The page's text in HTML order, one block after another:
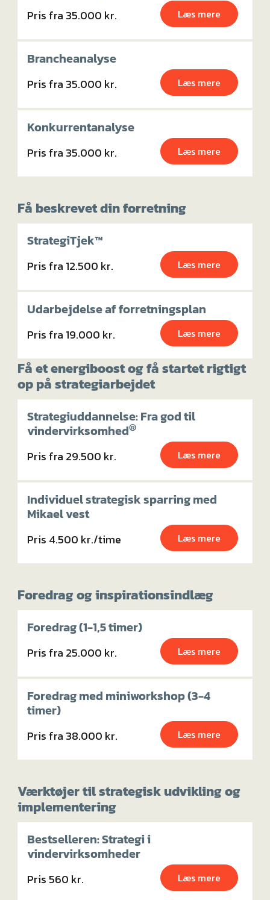
Pris fra 35.000 kr. Læs mere
Brancheanalyse
Pris fra 35.000 kr. Læs mere
Konkurrentanalyse
Pris fra 35.000 kr. Læs mere
Få beskrevet din forretning
StrategiTjek™
Pris fra 12.500 kr. Læs mere
Udarbejdelse af forretningsplan
Pris fra 19.000 kr. Læs mere
Få et energiboost og få startet rigtigt
op på strategiarbejdet
Strategiuddannelse: Fra god til
vindervirksomhed®
Pris fra 29.500 kr. Læs mere
Individuel strategisk sparring med
Mikael vest
Pris 4.500 kr./time Læs mere
Foredrag og inspirationsindlæg
Foredrag (1-1,5 timer)
Pris fra 25.000 kr. Læs mere
Foredrag med miniworkshop (3-4
timer)
Pris fra 38.000 kr. Læs mere
Værktøjer til strategisk udvikling og
implementering
Bestselleren: Strategi i
vindervirksomheder
Pris 560 kr. Læs mere